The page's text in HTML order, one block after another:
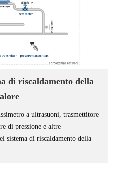
di riscaldamento della
a ultrasuoni, trasmettitore
di pressione e altre
sistema di riscaldamento della
dati in tempo reale come il